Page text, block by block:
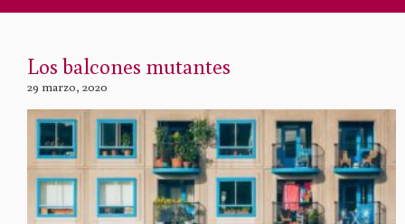
Los balcones mutantes
29 marzo, 2020